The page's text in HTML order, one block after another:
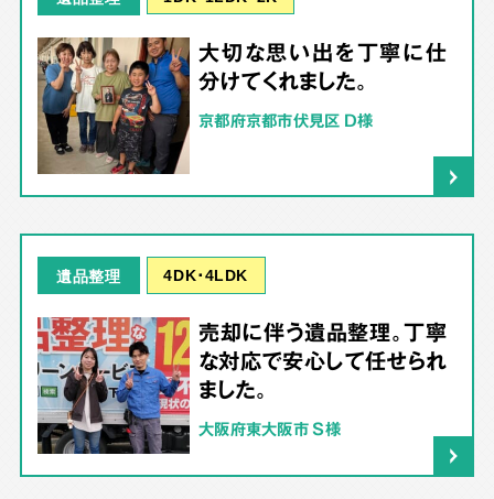
大切な思い出を丁寧に仕
分けてくれました。
京都府京都市伏見区 D様
遺品整理 4DK･4LDK
売却に伴う遺品整理。丁寧
な対応で安心して任せられ
ました。
大阪府東大阪市 S様